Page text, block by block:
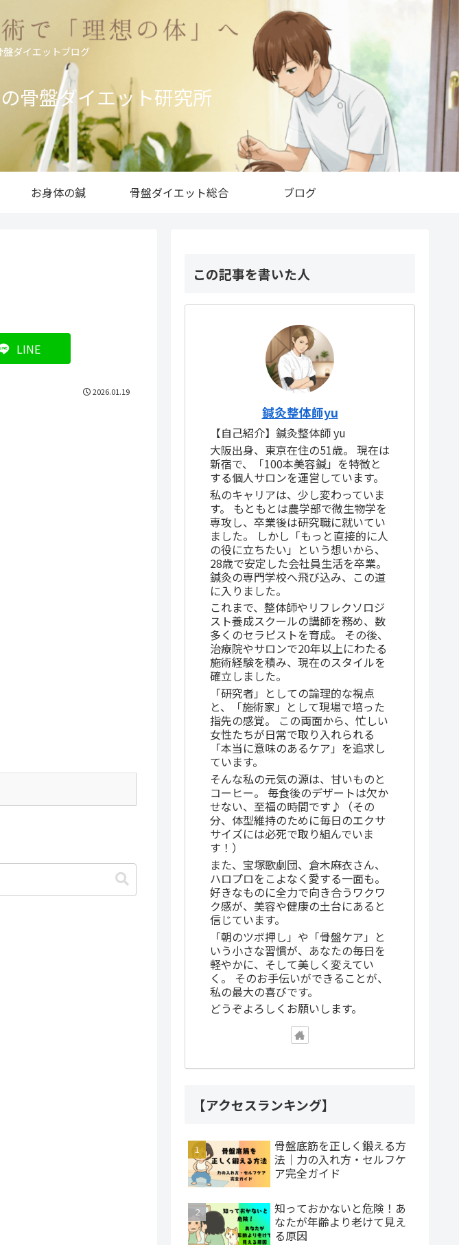
ダイエットブログ
骨盤ダイエット研究所
お身体の鍼 骨盤ダイエット総合 ブログ
LINE
2026.01.19
この記事を書いた人
鍼灸整体師yu
【自己紹介】鍼灸整体師 yu
大阪出身、東京在住の51歳。 現在は
新宿で、「100本美容鍼」を特徴と
する個人サロンを運営しています。
私のキャリアは、少し変わっていま
す。 もともとは農学部で微生物学を
専攻し、卒業後は研究職に就いてい
ました。 しかし「もっと直接的に人
の役に立ちたい」という想いから、
28歳で安定した会社員生活を卒業。
鍼灸の専門学校へ飛び込み、この道
に入りました。
これまで、整体師やリフレクソロジ
スト養成スクールの講師を務め、数
多くのセラピストを育成。 その後、
治療院やサロンで20年以上にわたる
施術経験を積み、現在のスタイルを
確立しました。
「研究者」としての論理的な視点
と、「施術家」として現場で培った
指先の感覚。 この両面から、忙しい
女性たちが日常で取り入れられる
「本当に意味のあるケア」を追求し
ています。
そんな私の元気の源は、甘いものと
コーヒー。 毎食後のデザートは欠か
せない、至福の時間です♪（その
分、体型維持のために毎日のエクサ
サイズには必死で取り組んでいま
す！）
また、宝塚歌劇団、倉木麻衣さん、
ハロプロをこよなく愛する一面も。
好きなものに全力で向き合うワクワ
ク感が、美容や健康の土台にあると
信じています。
「朝のツボ押し」や「骨盤ケア」と
いう小さな習慣が、あなたの毎日を
軽やかに、そして美しく変えてい
く。 そのお手伝いができることが、
私の最大の喜びです。
どうぞよろしくお願いします。
【アクセスランキング】
骨盤底筋を正しく鍛える方
法｜力の入れ方・セルフケ
ア完全ガイド
知っておかないと危険！あ
なたが年齢より老けて見え
る原因